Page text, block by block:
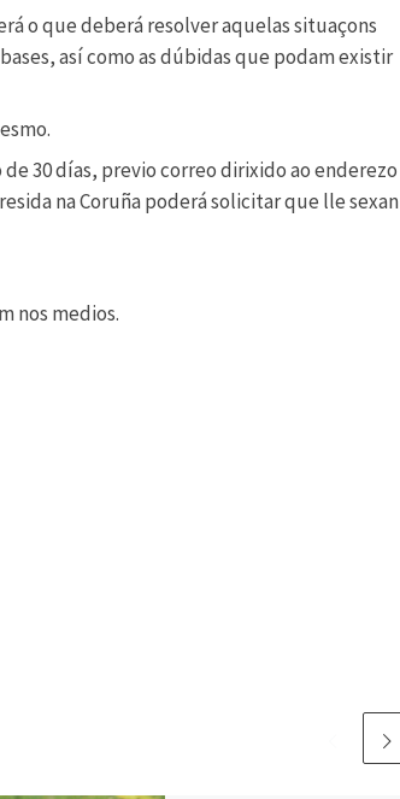
o que deberá resolver aquelas situaçons
así como as dúbidas que podam existir
30 días, previo correo dirixido ao enderezo
na Coruña poderá solicitar que lle sexan
nos medios.